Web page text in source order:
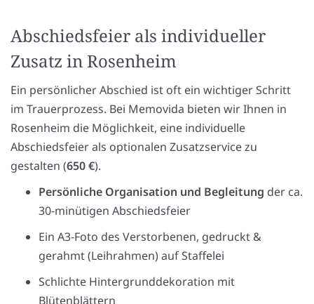
Abschiedsfeier als individueller
Zusatz in Rosenheim
Ein persönlicher Abschied ist oft ein wichtiger Schritt
im Trauerprozess. Bei Memovida bieten wir Ihnen in
Rosenheim die Möglichkeit, eine individuelle
Abschiedsfeier als optionalen Zusatzservice zu
gestalten (650 €).
Persönliche Organisation und Begleitung der ca.
30-minütigen Abschiedsfeier
Ein A3-Foto des Verstorbenen, gedruckt &
gerahmt (Leihrahmen) auf Staffelei
Schlichte Hintergrunddekoration mit
Blütenblättern